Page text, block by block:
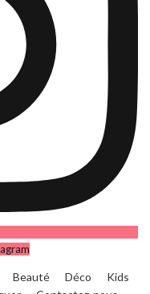
Beauté Déco
Kids